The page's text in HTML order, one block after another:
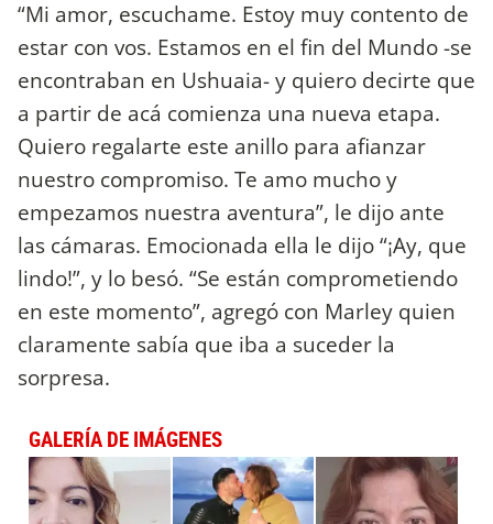
“Mi amor, escuchame. Estoy muy contento de
estar con vos. Estamos en el fin del Mundo -se
encontraban en Ushuaia- y quiero decirte que
a partir de acá comienza una nueva etapa.
Quiero regalarte este anillo para afianzar
nuestro compromiso. Te amo mucho y
empezamos nuestra aventura”, le dijo ante
las cámaras. Emocionada ella le dijo “¡Ay, que
lindo!”, y lo besó. “Se están comprometiendo
en este momento”, agregó con Marley quien
claramente sabía que iba a suceder la
sorpresa.
GALERÍA DE IMÁGENES